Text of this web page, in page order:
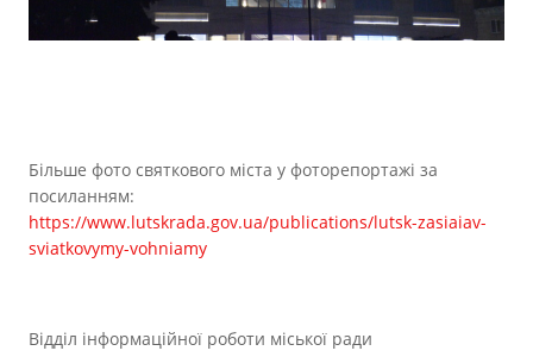
Більше фото святкового міста у фоторепортажі за
посиланням:
https://www.lutskrada.gov.ua/publications/lutsk-zasiaiav-
sviatkovymy-vohniamy
Відділ інформаційної роботи міської ради